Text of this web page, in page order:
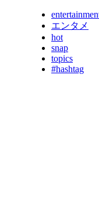
エンタメ
hot
snap
topics
#hashtag